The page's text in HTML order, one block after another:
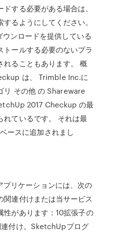
する必要がある場合は、
るようにしてください。
ンロードを提供している
ールする必要のないプラ
れることもあります。 概
は、 Trimble Inc.に
リ その他 の Shareware
2017 Checkup の最
れているです。 それは最
ースに追加されまし
リケーションには、次の
関連付けまたは当サービス
性があります：10拡張子の
付け。SketchUpプログ